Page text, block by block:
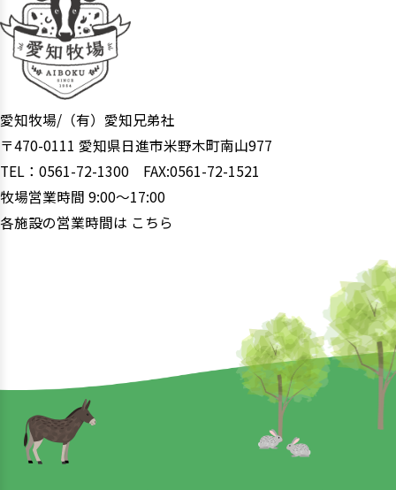
愛知牧場/（有）愛知兄弟社
〒470-0111 愛知県日進市米野木町南山977
TEL：0561-72-1300 FAX:0561-72-1521
牧場営業時間 9:00〜17:00
各施設の営業時間は こちら